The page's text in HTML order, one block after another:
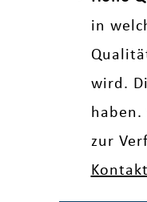
in
wird.
haben.
zur